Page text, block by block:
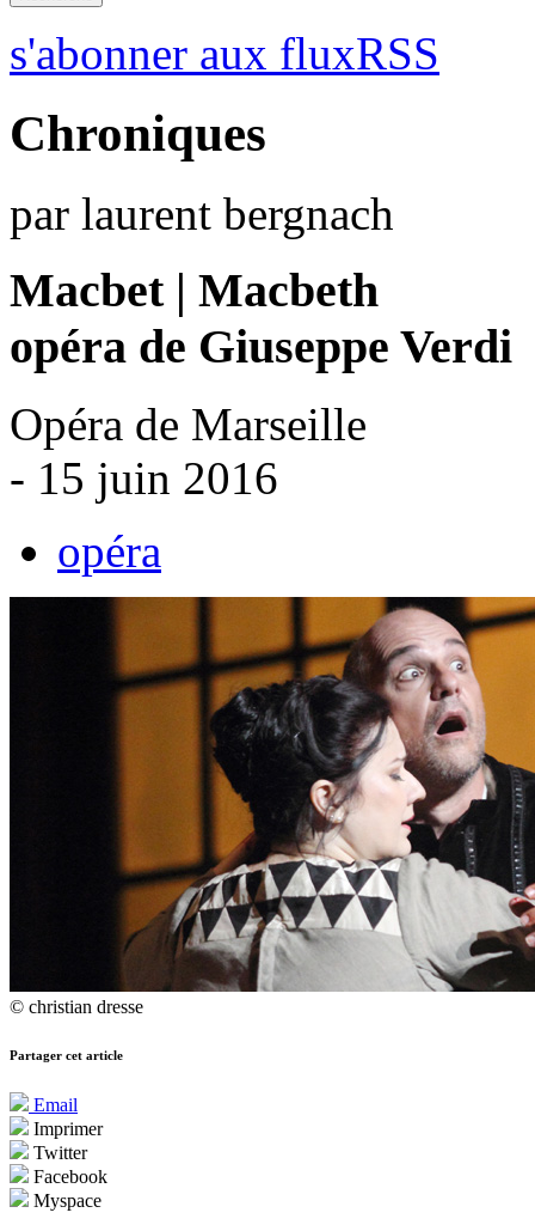
s'abonner aux fluxRSS
Chroniques
par laurent bergnach
Macbet | Macbeth
opéra de Giuseppe Verdi
Opéra de Marseille
- 15 juin 2016
opéra
© christian dresse
Partager cet article
Email
Imprimer
Twitter
Facebook
Myspace